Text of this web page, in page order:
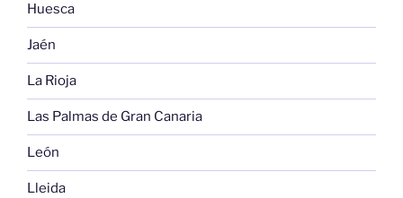
Huesca
Jaén
La Rioja
Las Palmas de Gran Canaria
León
Lleida